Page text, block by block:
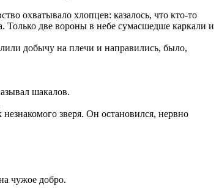
охватывало хлопцев: казалось, что кто-то
Только две вороны в небе сумасшедше каркали и
добычу на плечи и направились, было,
шакалов.
зверя. Он остановился, нервно
чужое добро.